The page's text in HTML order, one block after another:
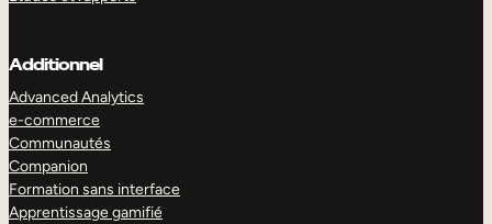
Additionnel
Advanced Analytics
e-commerce
Communautés
Companion
Formation sans interface
Apprentissage gamifié